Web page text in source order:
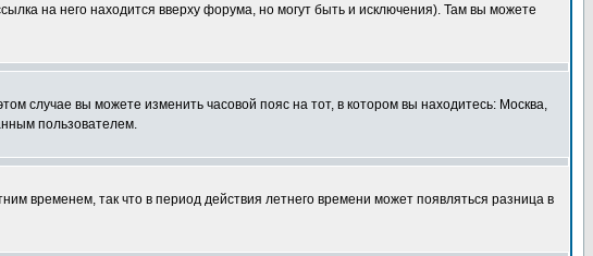
на него находится вверху форума, но могут быть и исключения). Там вы можете
случае вы можете изменить часовой пояс на тот, в котором вы находитесь: Москва,
пользователем.
временем, так что в период действия летнего времени может появляться разница в